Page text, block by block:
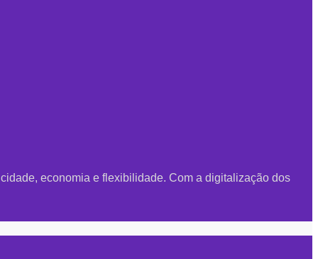
economia e flexibilidade. Com a digitalização dos